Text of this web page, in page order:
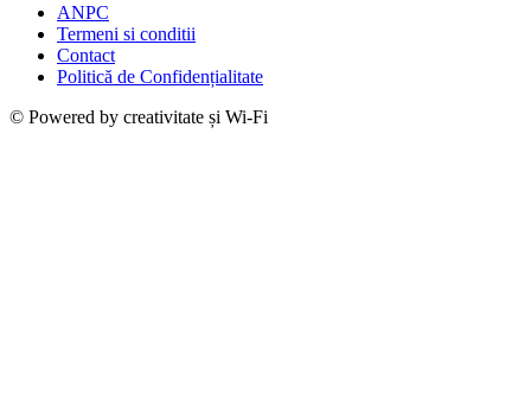
ANPC
Termeni si conditii
Contact
Politică de Confidențialitate
© Powered by creativitate și Wi-Fi